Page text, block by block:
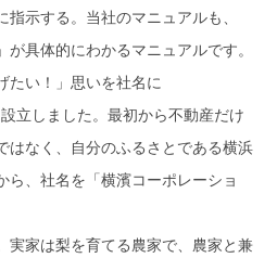
示する。当社のマニュアルも、
が具体的にわかるマニュアルです。
たい！」思いを社名に
立しました。最初から不動産だけ
はなく、自分のふるさとである横浜
ら、社名を「横濱コーポレーショ
実家は梨を育てる農家で、農家と兼